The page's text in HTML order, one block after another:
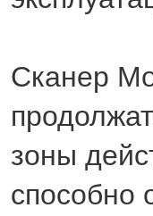
Сканер
зоны
способно